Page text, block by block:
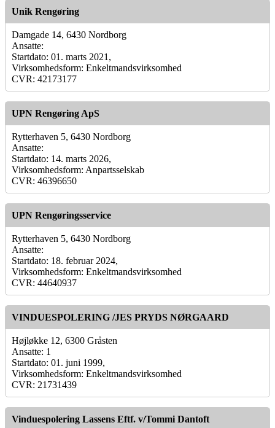
Unik Rengøring
Damgade 14, 6430 Nordborg
Ansatte:
Startdato: 01. marts 2021,
Virksomhedsform: Enkeltmandsvirksomhed
CVR: 42173177
UPN Rengøring ApS
Rytterhaven 5, 6430 Nordborg
Ansatte:
Startdato: 14. marts 2026,
Virksomhedsform: Anpartsselskab
CVR: 46396650
UPN Rengøringsservice
Rytterhaven 5, 6430 Nordborg
Ansatte:
Startdato: 18. februar 2024,
Virksomhedsform: Enkeltmandsvirksomhed
CVR: 44640937
VINDUESPOLERING /JES PRYDS NØRGAARD
Højløkke 12, 6300 Gråsten
Ansatte: 1
Startdato: 01. juni 1999,
Virksomhedsform: Enkeltmandsvirksomhed
CVR: 21731439
Vinduespolering Lassens Eftf. v/Tommi Dantoft